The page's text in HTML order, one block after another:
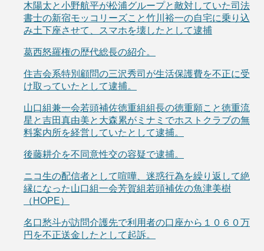
木陽太と小野航平が松浦グループと敵対していた司法
書士の新宿モッコリーズこと竹川裕一の自宅に乗り込
み土下座させて、スマホを壊したとして逮捕
葛西怒羅権の歴代総長の紹介。
住吉会系特別顧問の三沢秀司が生活保護費を不正に受
け取っていたとして逮捕。
山口組兼一会若頭補佐徳重組組長の徳重願こと徳重流
星と吉田真由美と大森累がミナミでホストクラブの無
料案内所を経営していたとして逮捕。
後藤耕介を不同意性交の容疑で逮捕。
ニコ生の配信者として喧嘩、迷惑行為を繰り返して絶
縁になった山口組一会芳賀組若頭補佐の魚津美樹
（HOPE）
名口愁斗が訪問介護先で利用者の口座から１０６０万
円を不正送金したとして起訴。